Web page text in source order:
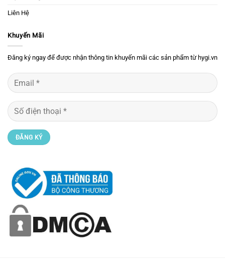
Liên Hệ
Khuyến Mãi
Đăng ký ngay để được nhận thông tin khuyến mãi các sản phẩm từ hygi.vn